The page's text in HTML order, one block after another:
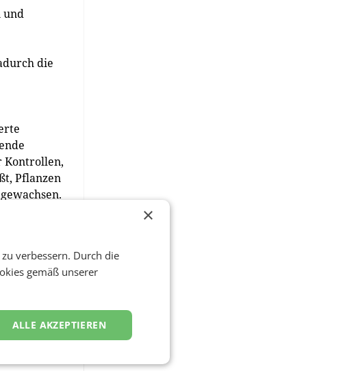
und
die
Kontrollen,
Pflanzen
die Güte
finden Sie
×
verbessern. Durch die
gemäß unserer
ALLE AKZEPTIEREN